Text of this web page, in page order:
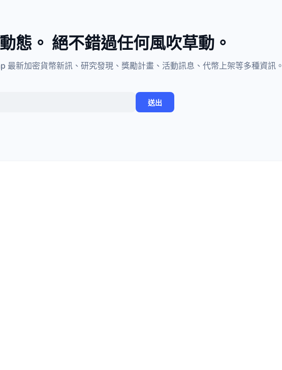
態。 絕不錯過任何風吹草動。
新加密貨幣新訊、研究發現、獎勵計畫、活動訊息、代幣上架等多種資訊。
送出